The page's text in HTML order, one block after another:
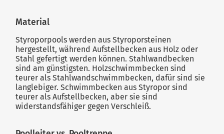
Material
Styroporpools werden aus Styroporsteinen
hergestellt, während Aufstellbecken aus Holz oder
Stahl gefertigt werden können. Stahlwandbecken
sind am günstigsten. Holzschwimmbecken sind
teurer als Stahlwandschwimmbecken, dafür sind sie
langlebiger. Schwimmbecken aus Styropor sind
teurer als Aufstellbecken, aber sie sind
widerstandsfähiger gegen Verschleiß.